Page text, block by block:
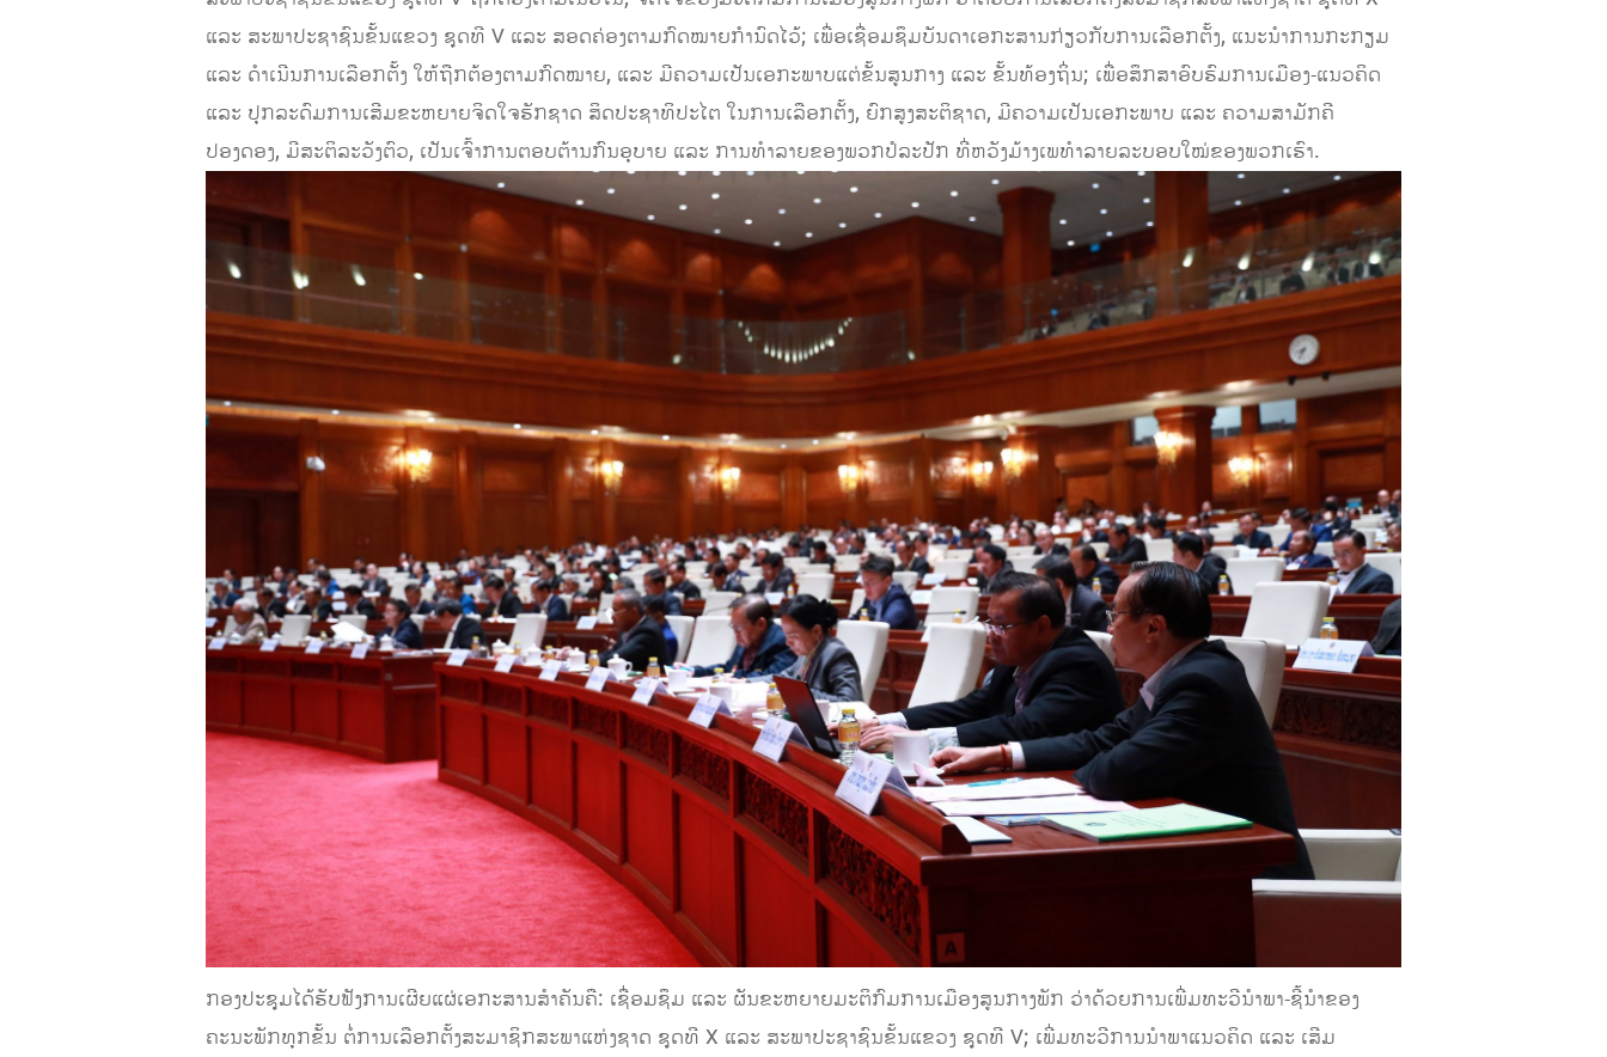
ແລະ ສະພາປະຊາຊົນຂັ້ນແຂວງ ຊຸດທີ V ແລະ ສອດຄ່ອງຕາມກົດໝາຍກຳນົດໄວ້; ເພື່ອເຊື່ອມຊຶມບັນດາເອກະສານກ່ຽວກັບການເລືອກຕັ້ງ, ແນະນຳການກະກຽມ
ແລະ ດໍາເນີນການເລືອກຕັ້ງ ໃຫ້ຖືກຕ້ອງຕາມກົດໝາຍ, ແລະ ມີຄວາມເປັນເອກະພາບແຕ່ຂັ້ນສູນກາງ ແລະ ຂັ້ນທ້ອງຖິ່ນ; ເພື່ອສຶກສາອົບຮົມການເມືອງ-ແນວຄິດ
ແລະ ປຸກລະດົມການເສີມຂະຫຍາຍຈິດໃຈຮັກຊາດ ສິດປະຊາທິປະໄຕ ໃນການເລືອກຕັ້ງ, ຍົກສູງສະຕິຊາດ, ມີຄວາມເປັນເອກະພາບ ແລະ ຄວາມສາມັກຄີ
ປອງດອງ, ມີສະຕິລະວັງຕົວ, ເປັນເຈົ້າການຕອບຕ້ານກົນອຸບາຍ ແລະ ການທຳລາຍຂອງພວກປໍລະປັກ ທີ່ຫວັງມ້າງເພທຳລາຍລະບອບໃໝ່ຂອງພວກເຮົາ.
ກອງປະຊຸມໄດ້ຮັບຟັງການເຜີຍແຜ່ເອກະສານສຳຄັນຄື: ເຊື່ອມຊຶມ ແລະ ຜັນຂະຫຍາຍມະຕິກົມການເມືອງສູນກາງພັກ ວ່າດ້ວຍການເພີ່ມທະວີນໍາພາ-ຊີ້ນໍາຂອງ
ຄະນະພັກທຸກຂັ້ນ ຕໍ່ການເລືອກຕັ້ງສະມາຊິກສະພາແຫ່ງຊາດ ຊຸດທີ X ແລະ ສະພາປະຊາຊົນຂັ້ນແຂວງ ຊຸດທີ V; ເພີ່ມທະວີການນຳພາແນວຄິດ ແລະ ເສີມ